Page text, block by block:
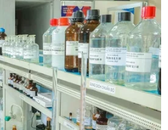
mốc 100
lục thặng
thêm